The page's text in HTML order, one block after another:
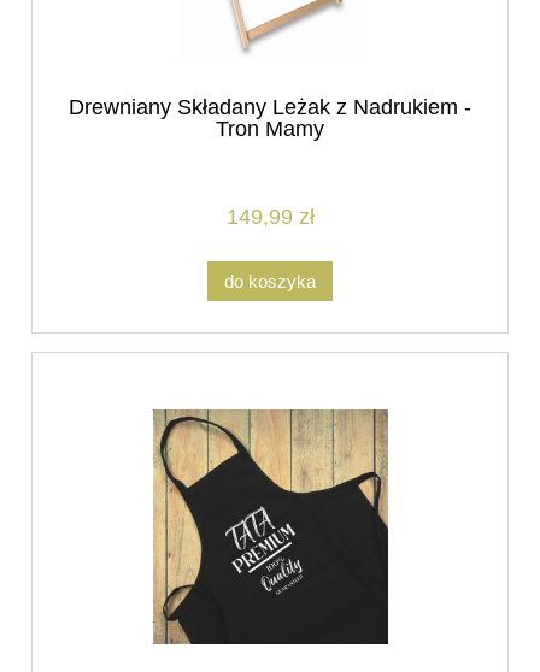
Drewniany Składany Leżak z Nadrukiem -
Tron Mamy
149,99 zł
do koszyka